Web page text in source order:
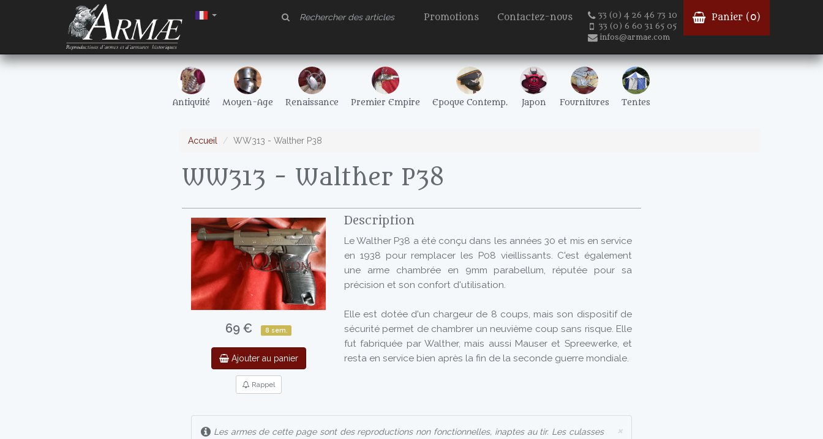
Promotions Contactez-nous
33 (0) 4 26 46 73 10
33 (0) 6 60 31 65 05
infos@armae.com
Panier ( 0)
Antiquité Moyen-Age Renaissance Premier Empire Epoque Contemp. Japon Fournitures Tentes
Accueil WW313 - Walther P38
WW313 - Walther P38
69 € 8 sem.
Ajouter au panier
Rappel
Description
Le Walther P38 a été conçu dans les années 30 et mis en service
en 1938 pour remplacer les P08 vieillissants. C'est également
une arme chambrée en 9mm parabellum, réputée pour sa
précision et son confort d'utilisation.
Elle est dotée d'un chargeur de 8 coups, mais son dispositif de
sécurité permet de chambrer un neuvième coup sans risque. Elle
fut fabriquée par Walther, mais aussi Mauser et Spreewerke, et
resta en service bien après la fin de la seconde guerre mondiale.
×
Les armes de cette page sont des reproductions non fonctionnelles, inaptes au tir. Les culasses